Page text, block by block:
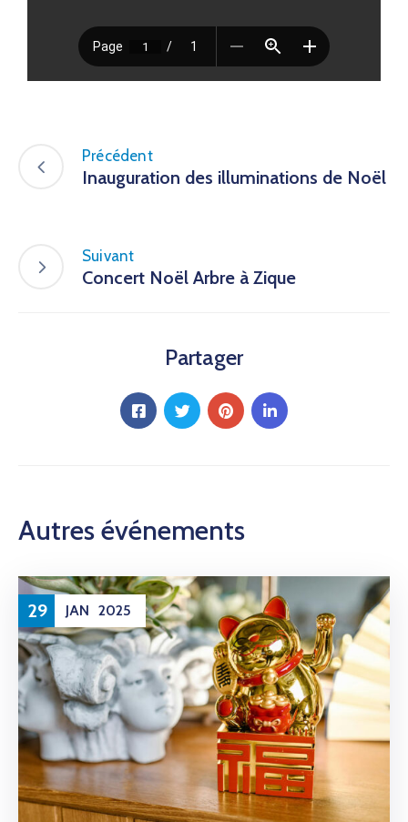
Précédent
Inauguration des illuminations de Noël
Suivant
Concert Noël Arbre à Zique
Partager
Autres événements
29 JAN 2025